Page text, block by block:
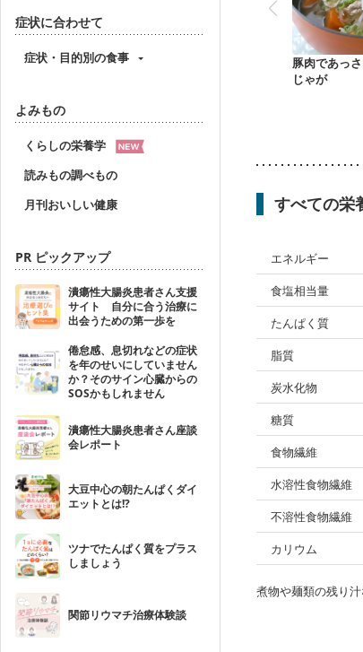
症状に合わせて
症状・目的別の食事
よみもの
くらしの栄養学
読みもの調べもの
月刊おいしい健康
PR ピックアップ
潰瘍性大腸炎患者さん支援
サイト 自分に合う治療に
出会うための第一歩を
倦怠感、息切れなどの症状
を年のせいにしていません
か？そのサイン心臓からの
SOSかもしれません
潰瘍性大腸炎患者さん座談
会レポート
大豆中心の朝たんぱくダイ
エットとは!?
ツナでたんぱく質をプラス
しましょう
関節リウマチ治療体験談
豚肉であっ
じゃが
すべての栄
エネルギー
食塩相当量
たんぱく質
脂質
炭水化物
糖質
食物繊維
水溶性食物繊維
不溶性食物繊維
カリウム
煮物や麺類の残り